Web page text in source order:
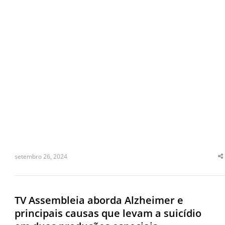
setembro 26, 2024
TV Assembleia aborda Alzheimer e
principais causas que levam a suicídio